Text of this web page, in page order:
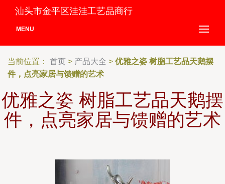
汕头市金平区洼洼工艺品商行
MENU
当前位置： 首页 > 产品大全 > 优雅之姿 树脂工艺品天鹅摆
件，点亮家居与馈赠的艺术
优雅之姿 树脂工艺品天鹅摆
件，点亮家居与馈赠的艺术